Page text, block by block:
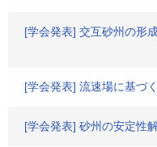
[学会発表] 交互砂州の形
[学会発表] 流速場に基づ
[学会発表] 砂州の安定性